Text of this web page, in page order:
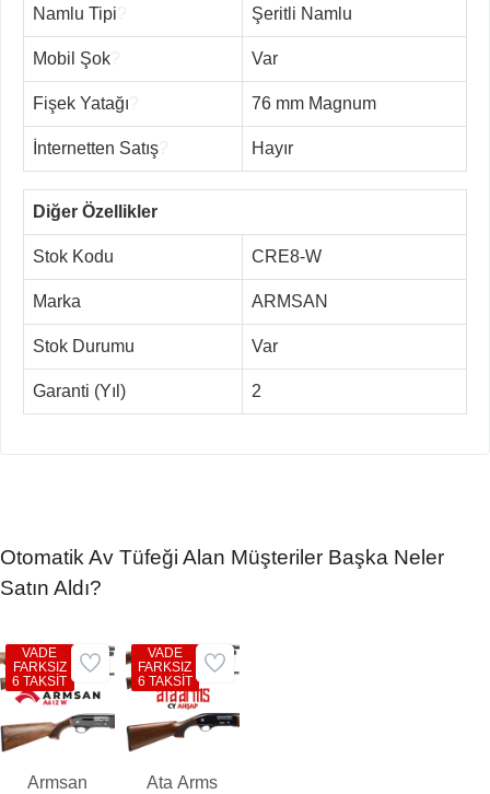
Namlu Tipi Şeritli Namlu
Mobil Şok Var
Fişek Yatağı 76 mm Magnum
İnternetten Satış Hayır
Diğer Özellikler
Stok Kodu CRE8-W
Marka ARMSAN
Stok Durumu Var
Garanti (Yıl) 2
Otomatik Av Tüfeği Alan Müşteriler Başka Neler
Satın Aldı?
Armsan
VADE
FARKSIZ
6 TAKSİT
Ata Arms
VADE
FARKSIZ
6 TAKSİT